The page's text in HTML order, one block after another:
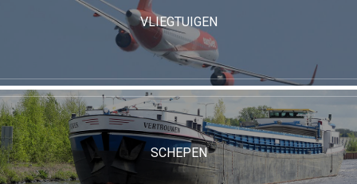
VLIEGTUIGEN
SCHEPEN